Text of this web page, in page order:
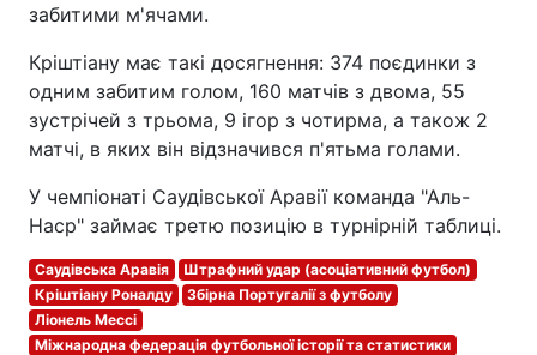
забитими м'ячами.
Кріштіану має такі досягнення: 374 поєдинки з
одним забитим голом, 160 матчів з двома, 55
зустрічей з трьома, 9 ігор з чотирма, а також 2
матчі, в яких він відзначився п'ятьма голами.
У чемпіонаті Саудівської Аравії команда "Аль-
Наср" займає третю позицію в турнірній таблиці.
Саудівська Аравія
Штрафний удар (асоціативний футбол)
Кріштіану Роналду
Збірна Португалії з футболу
Ліонель Мессі
Міжнародна федерація футбольної історії та статистики